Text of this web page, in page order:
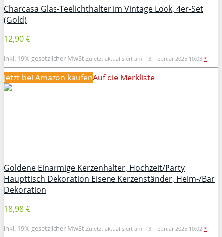
Charcasa Glas-Teelichthalter im Vintage Look, 4er-Set
(Gold)
12,90 €
inkl. 19% gesetzlicher MwSt.Zuletzt aktualisiert am: 13. Februar 2025 10:03 *
Jetzt bei Amazon kaufenAuf die Merkliste
Goldene Einarmige Kerzenhalter, Hochzeit/Party
Haupttisch Dekoration Eisene Kerzenständer, Heim-/Bar
Dekoration
18,98 €
inkl. 19% gesetzlicher MwSt.Zuletzt aktualisiert am: 13. Februar 2025 10:02 *